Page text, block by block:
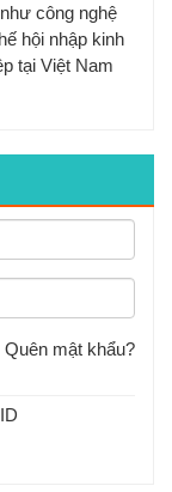
công nghệ
hội nhập kinh
tại Việt Nam
Quên mật khẩu?